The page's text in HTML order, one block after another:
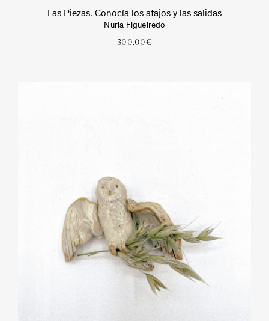
Las Piezas. Conocía los atajos y las salidas
Nuria Figueiredo
300.00€